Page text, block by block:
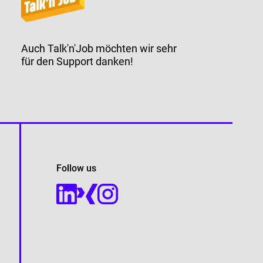
Auch Talk'n'Job möchten wir sehr
für den Support danken!
Follow us